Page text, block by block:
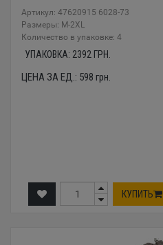
Артикул: 47620915 6028-73
Размеры: М-2XL
Количество в упаковке: 4
УПАКОВКА: 2392 ГРН.
ЦЕНА ЗА ЕД.: 598 грн.
КУПИТЬ